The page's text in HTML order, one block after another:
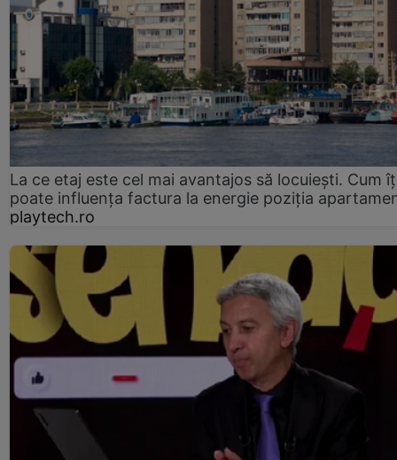
La ce etaj este cel mai avantajos să locuiești. Cum
poate influența factura la energie poziția
playtech.ro